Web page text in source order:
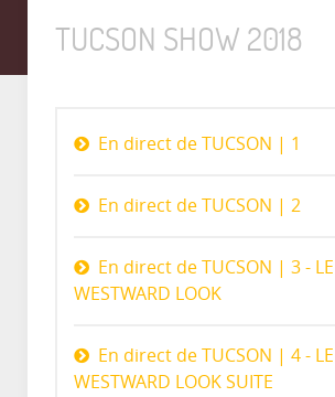
TUCSON SHOW 2018
En direct de TUCSON | 1
En direct de TUCSON | 2
En direct de TUCSON | 3 - LE
WESTWARD LOOK
En direct de TUCSON | 4 - LE
WESTWARD LOOK SUITE